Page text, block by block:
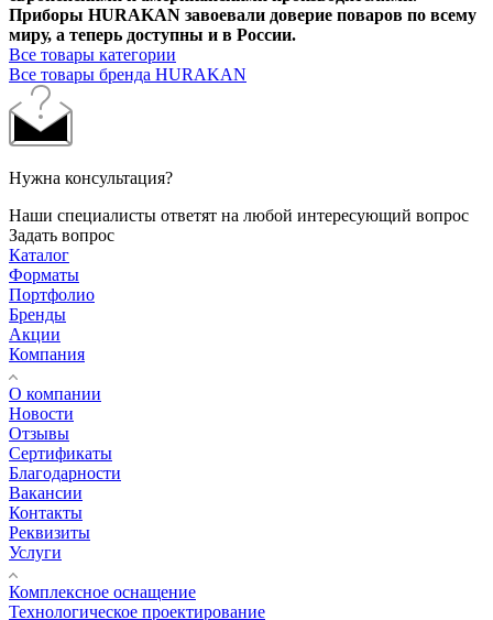
Приборы HURAKAN завоевали доверие поваров по всему
миру, а теперь доступны и в России.
Все товары категории
Все товары бренда HURAKAN
Нужна консультация?
Наши специалисты ответят на любой интересующий вопрос
Задать вопрос
Каталог
Форматы
Портфолио
Бренды
Акции
Компания
О компании
Новости
Отзывы
Сертификаты
Благодарности
Вакансии
Контакты
Реквизиты
Услуги
Комплексное оснащение
Технологическое проектирование